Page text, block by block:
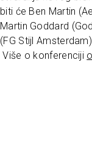
biti će Ben Martin
Martin Goddard
(FG Stijl Amsterdam).
Više o konferenciji